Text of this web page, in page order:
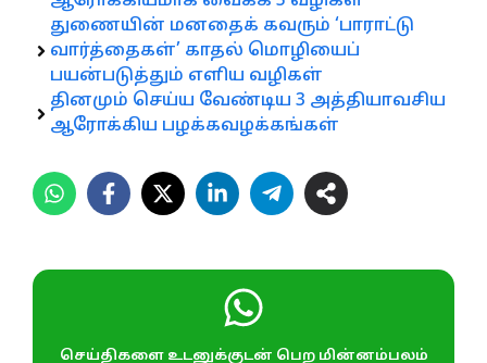
துணையின் மனதைக் கவரும் ‘பாராட்டு
வார்த்தைகள்’ காதல் மொழியைப்
பயன்படுத்தும் எளிய வழிகள்
தினமும் செய்ய வேண்டிய 3 அத்தியாவசிய
ஆரோக்கிய பழக்கவழக்கங்கள்
செய்திகளை உடனுக்குடன் பெற மின்னம்பலம்